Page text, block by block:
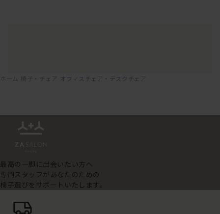
ホーム 椅子・チェア オフィスチェア・デスクチェア
最高の一脚に出会いたい方へ
専門スタッフがあなたのための
椅子選びをサポートいたします。